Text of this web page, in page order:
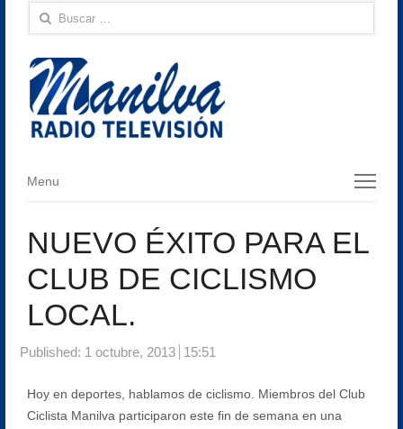
Buscar:
Menu
Menu
NUEVO ÉXITO PARA EL
CLUB DE CICLISMO
LOCAL.
Published: 1 octubre, 2013 15:51
Hoy en deportes, hablamos de ciclismo. Miembros del Club
Ciclista Manilva participaron este fin de semana en una